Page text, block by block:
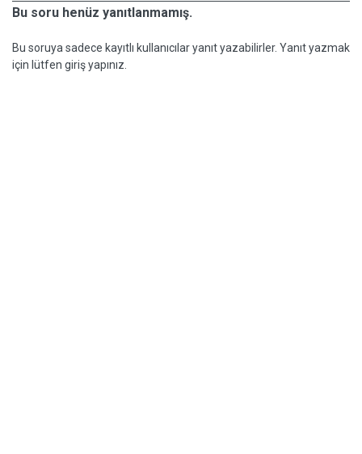
Bu soru henüz yanıtlanmamış.
Bu soruya sadece kayıtlı kullanıcılar yanıt yazabilirler. Yanıt yazmak
için lütfen giriş yapınız.